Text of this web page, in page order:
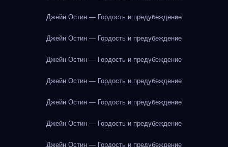
Джейн Остин — Гордость и предубеждение
Джейн Остин — Гордость и предубеждение
Джейн Остин — Гордость и предубеждение
Джейн Остин — Гордость и предубеждение
Джейн Остин — Гордость и предубеждение
Джейн Остин — Гордость и предубеждение
Джейн Остин — Гордость и предубеждение